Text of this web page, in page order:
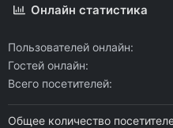
Онлайн статистика
Пользователей онлайн
Гостей онлайн
Всего посетителей
Общее количество